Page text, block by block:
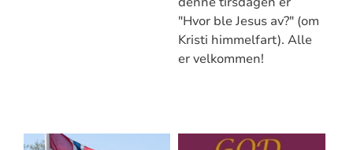
"Hvor ble Jesus av?" (om
Kristi himmelfart). Alle
er velkommen!